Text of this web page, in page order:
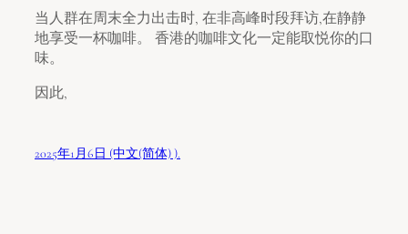
当人群在周末全力出击时, 在非高峰时段拜访,在静静
地享受一杯咖啡。 香港的咖啡文化一定能取悦你的口
味。
因此,
2025年1月6日 (中文(简体) ).